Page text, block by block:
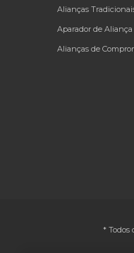
Alianças
Aparador de Aliança
Alianças de
* Todos